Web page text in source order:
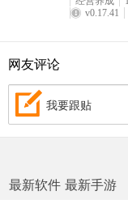
v0.17.41
网友评论
我要跟贴
最新软件 最新手游